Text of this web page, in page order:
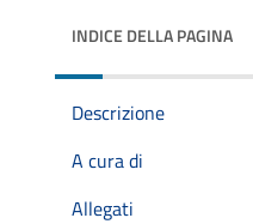
INDICE DELLA PAGINA
Descrizione
A cura di
Allegati